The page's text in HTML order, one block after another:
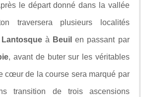
le départ donné dans la vallée
traversera plusieurs localités
Lantosque à Beuilen passant par
, avant de buter sur les véritables
cœur de la course sera marqué par
transition de trois ascensions